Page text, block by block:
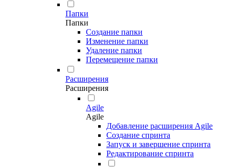
Папки
Папки
Создание папки
Изменение папки
Удаление папки
Перемещение папки
Расширения
Расширения
Agile
Agile
Добавление расширения Agile
Создание спринта
Запуск и завершение спринта
Редактирование спринта